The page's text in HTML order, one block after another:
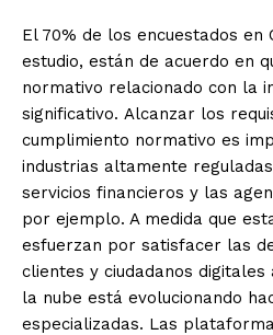
El 70% de los encuestados en
estudio, están de acuerdo en
normativo relacionado con la
significativo. Alcanzar los
cumplimiento normativo es
industrias altamente
servicios financieros y las
por ejemplo. A medida que
esfuerzan por satisfacer las
clientes y ciudadanos
la nube está evolucionando
especializadas. Las